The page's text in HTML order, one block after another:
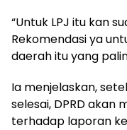
“Untuk LPJ itu kan
Rekomendasi ya
daerah itu yang
Ia menjelaskan,
selesai, DPRD akan
terhadap laporan